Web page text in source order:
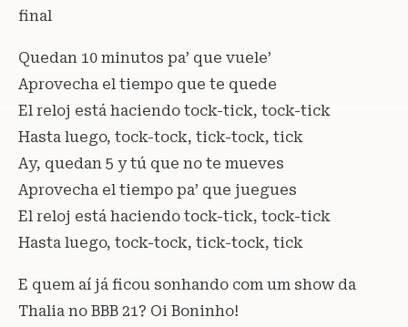
final
Quedan 10 minutos pa’ que vuele’
Aprovecha el tiempo que te quede
El reloj está haciendo tock-tick, tock-tick
Hasta luego, tock-tock, tick-tock, tick
Ay, quedan 5 y tú que no te mueves
Aprovecha el tiempo pa’ que juegues
El reloj está haciendo tock-tick, tock-tick
Hasta luego, tock-tock, tick-tock, tick
E quem aí já ficou sonhando com um show da
Thalia no BBB 21? Oi Boninho!